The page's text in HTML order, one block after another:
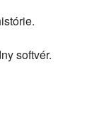
softvér.